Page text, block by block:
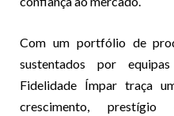
Com um portfólio de
sustentados por
Fidelidade Ímpar traça
crescimento,